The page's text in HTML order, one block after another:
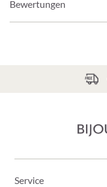
Bewertungen
Service